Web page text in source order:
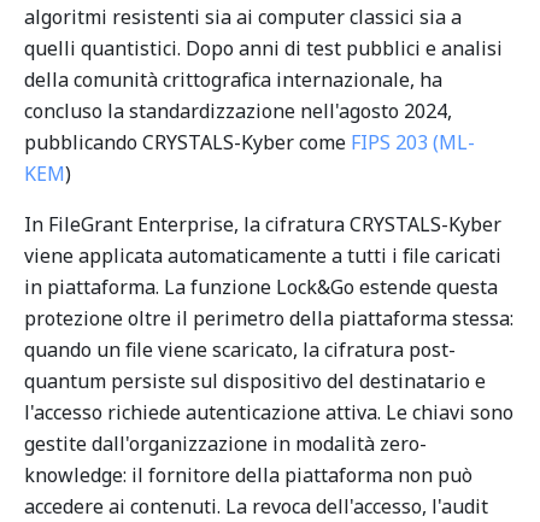
algoritmi resistenti sia ai computer classici sia a
quelli quantistici. Dopo anni di test pubblici e analisi
della comunità crittografica internazionale, ha
concluso la standardizzazione nell'agosto 2024,
pubblicando CRYSTALS-Kyber come FIPS 203 (ML-
KEM)
In FileGrant Enterprise, la cifratura CRYSTALS-Kyber
viene applicata automaticamente a tutti i file caricati
in piattaforma. La funzione Lock&Go estende questa
protezione oltre il perimetro della piattaforma stessa:
quando un file viene scaricato, la cifratura post-
quantum persiste sul dispositivo del destinatario e
l'accesso richiede autenticazione attiva. Le chiavi sono
gestite dall'organizzazione in modalità zero-
knowledge: il fornitore della piattaforma non può
accedere ai contenuti. La revoca dell'accesso, l'audit